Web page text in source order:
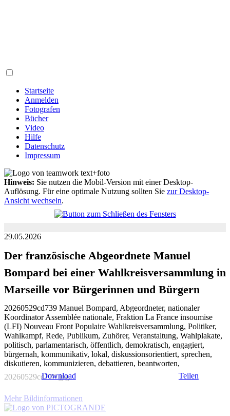
Startseite
Anmelden
Fotografen
Bücher
Video
Hilfe
Datenschutz
Impressum
Hinweis: Sie nutzen die Mobil-Version mit einer Desktop-
Auflösung. Für eine optimale Nutzung sollten Sie zur Desktop-
Ansicht wechseln.
Download Teilen
29.05.2026
Der französische Abgeordnete Manuel
Bompard bei einer Wahlkreisversammlung in
Marseille vor Bürgerinnen und Bürgern
20260529cd739 Manuel Bompard, Abgeordneter, nationaler
Koordinator Assemblée nationale, Fraktion La France insoumise
(LFI) Nouveau Front Populaire Wahlkreisversammlung, Politiker,
Wahlkampf, Rede, Publikum, Zuhörer, Veranstaltung, Wahlplakate,
politisch, parlamentarisch, öffentlich, demokratisch, engagiert,
bürgernah, kommunikativ, lokal, diskussionsorientiert, sprechen,
diskutieren, kommunizieren, debattieren, beantworten,
20260529cd739.jpg
Mehr Bildinformationen